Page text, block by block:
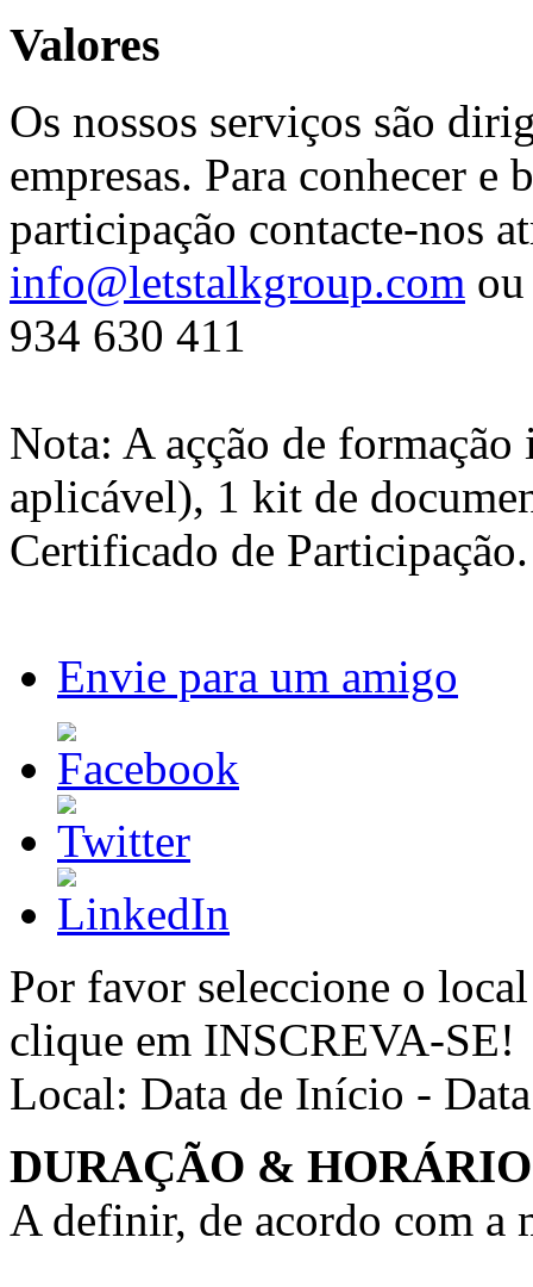
Valores
Os nossos serviços são
empresas. Para conhecer e
participação contacte-nos
info@letstalkgroup.com
934 630 411
Nota: A açção de
aplicável), 1 kit de
Certificado de Participação.
Envie para um amigo
Por favor seleccione o
clique em INSCREVA-SE!
Local: Data de Início -
DURAÇÃO & HORÁRIO
A definir, de acordo com a